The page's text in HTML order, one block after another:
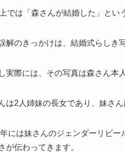
では「森さんが結婚した」とい
解のきっかけは、結婚式らしき
実際には、その写真は森さん本
は2人姉妹の長女であり、妹さん
には妹さんのジェンダーリビ
が伝わってきます。